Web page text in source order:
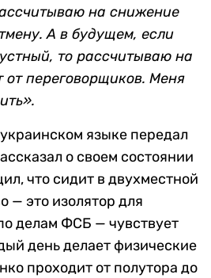
на снижение
А в будущем, если
то рассчитываю на
от переговорщиков. Меня
языке передал
о своем состоянии
что сидит в двухместной
— это изолятор для
делам ФСБ — чувствует
день делает физические
проходит от полутора до